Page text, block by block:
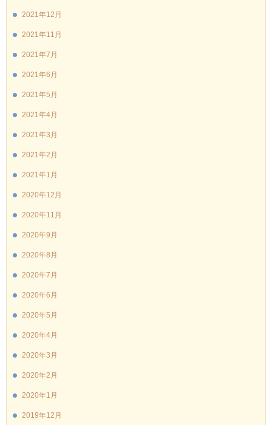
2021年12月
2021年11月
2021年7月
2021年6月
2021年5月
2021年4月
2021年3月
2021年2月
2021年1月
2020年12月
2020年11月
2020年9月
2020年8月
2020年7月
2020年6月
2020年5月
2020年4月
2020年3月
2020年2月
2020年1月
2019年12月